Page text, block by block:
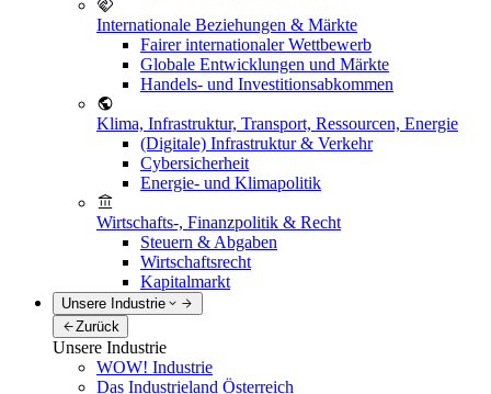
Internationale Beziehungen & Märkte
Fairer internationaler Wettbewerb
Globale Entwicklungen und Märkte
Handels- und Investitionsabkommen
Klima, Infrastruktur, Transport, Ressourcen, Energie
(Digitale) Infrastruktur & Verkehr
Cybersicherheit
Energie- und Klimapolitik
Wirtschafts-, Finanzpolitik & Recht
Steuern & Abgaben
Wirtschaftsrecht
Kapitalmarkt
Unsere Industrie
Zurück
Unsere Industrie
WOW! Industrie
Das Industrieland Österreich